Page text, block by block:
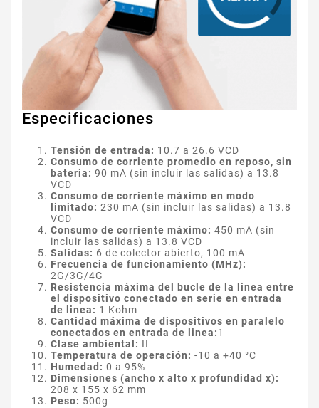
Especificaciones
Tensión de entrada: 10.7 a 26.6 VCD
Consumo de corriente promedio en reposo, sin
bateria: 90 mA (sin incluir las salidas) a 13.8
VCD
Consumo de corriente máximo en modo
limitado: 230 mA (sin incluir las salidas) a 13.8
VCD
Consumo de corriente máximo: 450 mA (sin
incluir las salidas) a 13.8 VCD
Salidas: 6 de colector abierto, 100 mA
Frecuencia de funcionamiento (MHz):
2G/3G/4G
Resistencia máxima del bucle de la linea entre
el dispositivo conectado en serie en entrada
de linea: 1 Kohm
Cantidad máxima de dispositivos en paralelo
conectados en entrada de linea:1
Clase ambiental: II
Temperatura de operación: -10 a +40 °C
Humedad: 0 a 95%
Dimensiones (ancho x alto x profundidad x):
208 x 155 x 62 mm
Peso: 500g